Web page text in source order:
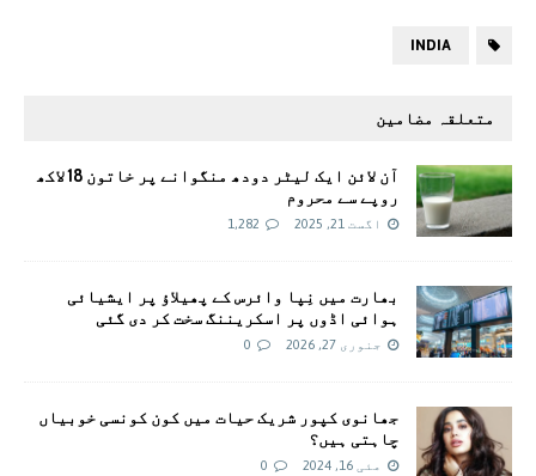
INDIA
متعلقہ مضامین
آن لائن ایک لیٹر دودھ منگوانے پر خاتون 18 لاکھ
روپے سے محروم
اگست 21, 2025 1,282
بھارت میں نِپا وائرس کے پھیلاؤ پر ایشیائی
ہوائی اڈوں پر اسکریننگ سخت کر دی گئی
جنوری 27, 2026 0
جھانوی کپور شریک حیات میں کون کونسی خوبیاں
چاہتی ہیں؟
مئی 16, 2024 0